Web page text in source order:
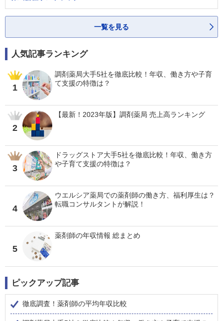
一覧を見る
人気記事ランキング
1
調剤薬局大手5社を徹底比較！年収、働き方や子育
て支援の特徴は？
2
【最新！2023年版】調剤薬局 売上高ランキング
3
ドラッグストア大手5社を徹底比較！年収、働き方
や子育て支援の特徴は？
4
ウエルシア薬局での薬剤師の働き方、福利厚生は？
転職コンサルタントが解説！
5
薬剤師の年収情報 総まとめ
ピックアップ記事
徹底調査！薬剤師の平均年収比較